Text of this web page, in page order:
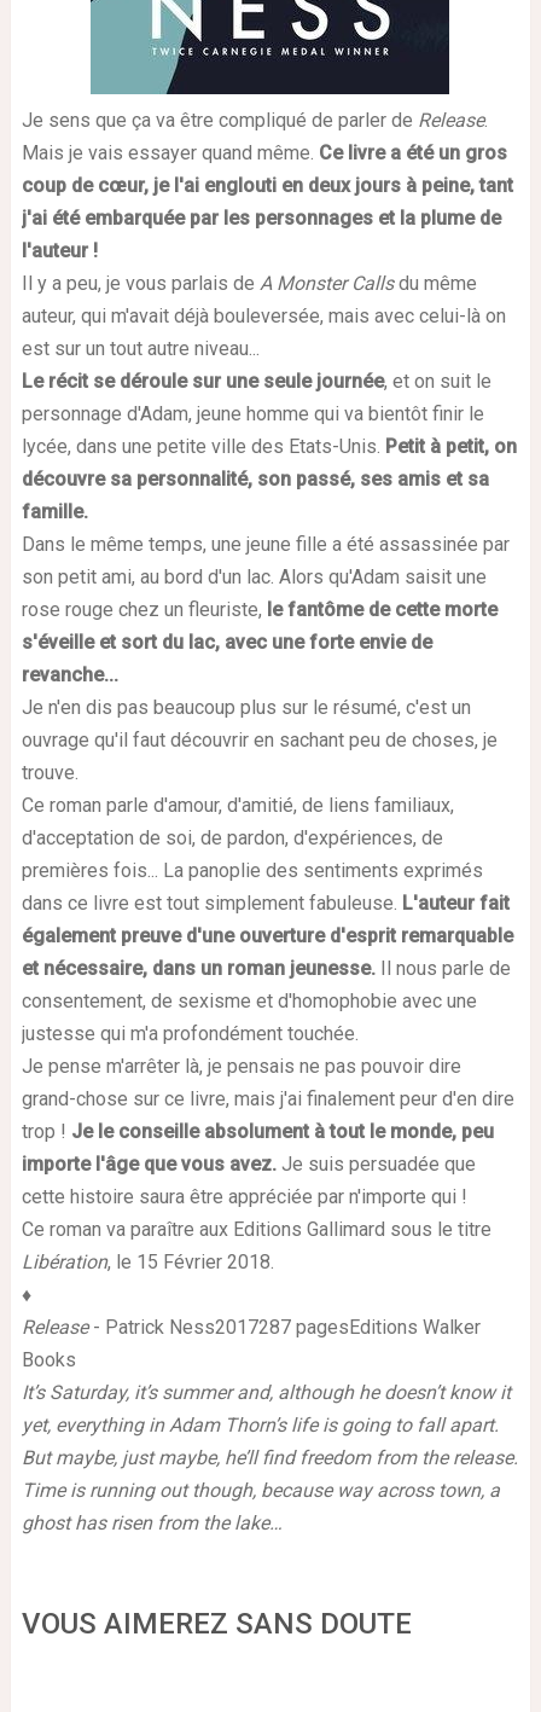
Je sens que ça va être compliqué de parler de Release.
Mais je vais essayer quand même. Ce livre a été un gros
coup de cœur, je l'ai englouti en deux jours à peine, tant
j'ai été embarquée par les personnages et la plume de
l'auteur !
Il y a peu, je vous parlais de A Monster Callsdu même
auteur, qui m'avait déjà bouleversée, mais avec celui-là on
est sur un tout autre niveau...
Le récit se déroule sur une seule journée, et on suit le
personnage d'Adam, jeune homme qui va bientôt finir le
lycée, dans une petite ville des Etats-Unis. Petit à petit, on
découvre sa personnalité, son passé, ses amis et sa
famille.
Dans le même temps, une jeune fille a été assassinée par
son petit ami, au bord d'un lac. Alors qu'Adam saisit une
rose rouge chez un fleuriste, le fantôme de cette morte
s'éveille et sort du lac, avec une forte envie de
revanche...
Je n'en dis pas beaucoup plus sur le résumé, c'est un
ouvrage qu'il faut découvrir en sachant peu de choses, je
trouve.
Ce roman parle d'amour, d'amitié, de liens familiaux,
d'acceptation de soi, de pardon, d'expériences, de
premières fois... La panoplie des sentiments exprimés
dans ce livre est tout simplement fabuleuse. L'auteur fait
également preuve d'une ouverture d'esprit remarquable
et nécessaire, dans un roman jeunesse.Il nous parle de
consentement, de sexisme et d'homophobie avec une
justesse qui m'a profondément touchée.
Je pense m'arrêter là, je pensais ne pas pouvoir dire
grand-chose sur ce livre, mais j'ai finalement peur d'en dire
trop ! Je le conseille absolument à tout le monde, peu
importe l'âge que vous avez.Je suis persuadée que
cette histoire saura être appréciée par n'importe qui !
Ce roman va paraître aux Editions Gallimard sous le titre
Libération, le 15 Février 2018.
♦
Release- Patrick Ness2017287 pagesEditions Walker
Books
It’s Saturday, it’s summer and, although he doesn’t know it
yet, everything in Adam Thorn’s life is going to fall apart.
But maybe, just maybe, he’ll find freedom from the release.
Time is running out though, because way across town, a
ghost has risen from the lake…
VOUS AIMEREZ SANS DOUTE